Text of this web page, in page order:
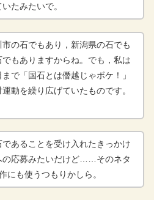
たみたいで。
市の石でもあり，新潟県の石でも
もありますからね。でも，私は
で「国石とは僭越じゃボケ！」
動を繰り広げていたものです。
あることを受け入れたきっかけ
の応募みたいだけど……そのネタ
にも使うつもりかしら。